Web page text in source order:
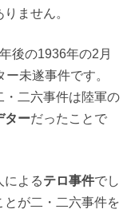
ません。
後の1936年の2月
未遂事件です。
・二六事件は陸軍の
ターだったことで
によるテロ事件でし
が二・二六事件を